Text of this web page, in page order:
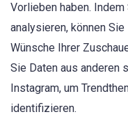
Vorlieben haben.
analysieren, können
Wünsche Ihrer
Sie Daten aus anderen
Instagram, um
identifizieren.